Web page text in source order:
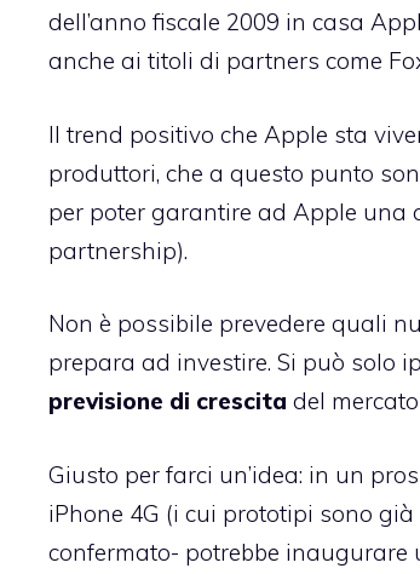
dell’anno fiscale 2009 in casa
anche ai titoli di partners come
Il trend positivo che Apple sta
produttori, che a questo punto
per poter garantire ad Apple
partnership).
Non è possibile prevedere quali
prepara ad investire. Si può solo
previsione di crescita del
Giusto per farci un’idea: in un
iPhone 4G (i cui prototipi sono
confermato- potrebbe